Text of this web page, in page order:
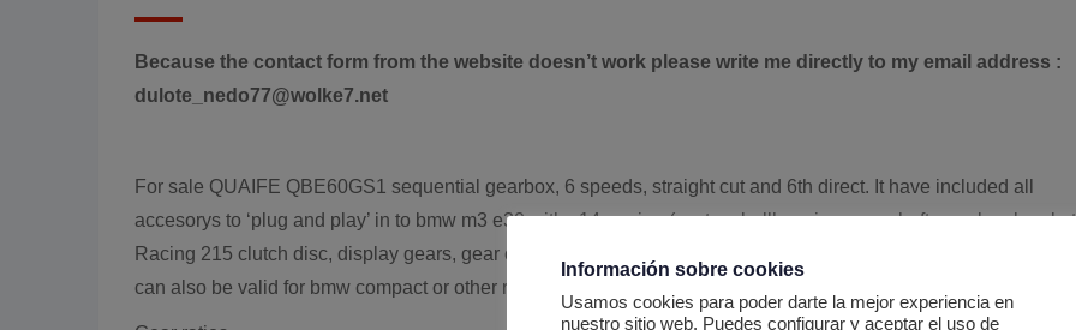
Because the contact form from the website doesn’t work please write me directly to my email address :
dulote_nedo77@wolke7.net
For sale QUAIFE QBE60GS1 sequential gearbox, 6 speeds, straight cut and 6th direct. It have included all
accesorys to ‘plug and play’ in to bmw m3 e30 with s14 engine (custom bellhousing, propshaft, gearbox
Racing 215 clutch disc, display gears, gear oil cooler kit, full throttle gearshift knob, quaife oem quick
can also be valid for bmw compact or other racecar with bmw s14 engine.
Información sobre cookies
Usamos cookies para poder darte la mejor experiencia en
nuestro sitio web. Puedes configurar y aceptar el uso de